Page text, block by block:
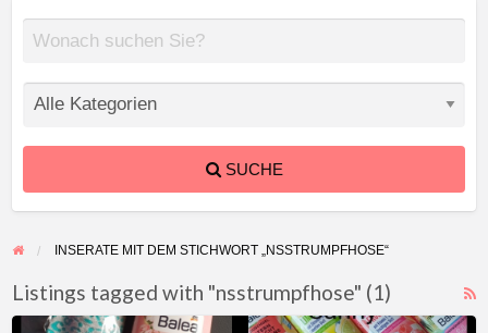
SUCHE
INSERATE MIT DEM STICHWORT „NSSTRUMPFHOSE“
Listings tagged with "nsstrumpfhose" (1)